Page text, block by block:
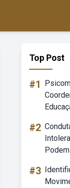
Top Post
#1
#2
#3